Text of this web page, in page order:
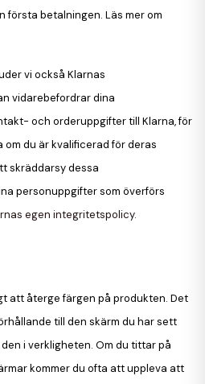
första betalningen. Läs mer om
vi också Klarnas
vidarebefordrar dina
och orderuppgifter till Klarna, för
om du är kvalificerad för deras
skräddarsy dessa
personuppgifter som överförs
egen integritetspolicy.
att återge färgen på produkten. Det
till den skärm du har sett
i verkligheten. Om du tittar på
kommer du ofta att uppleva att